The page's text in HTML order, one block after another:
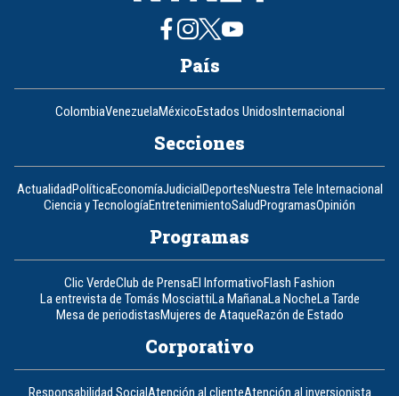
País
ColombiaVenezuelaMéxicoEstados UnidosInternacional
Secciones
ActualidadPolíticaEconomíaJudicialDeportesNuestra Tele Internacional
Ciencia y TecnologíaEntretenimientoSaludProgramasOpinión
Programas
Clic VerdeClub de PrensaEl InformativoFlash Fashion
La entrevista de Tomás MosciattiLa MañanaLa NocheLa Tarde
Mesa de periodistasMujeres de AtaqueRazón de Estado
Corporativo
Responsabilidad SocialAtención al clienteAtención al inversionista